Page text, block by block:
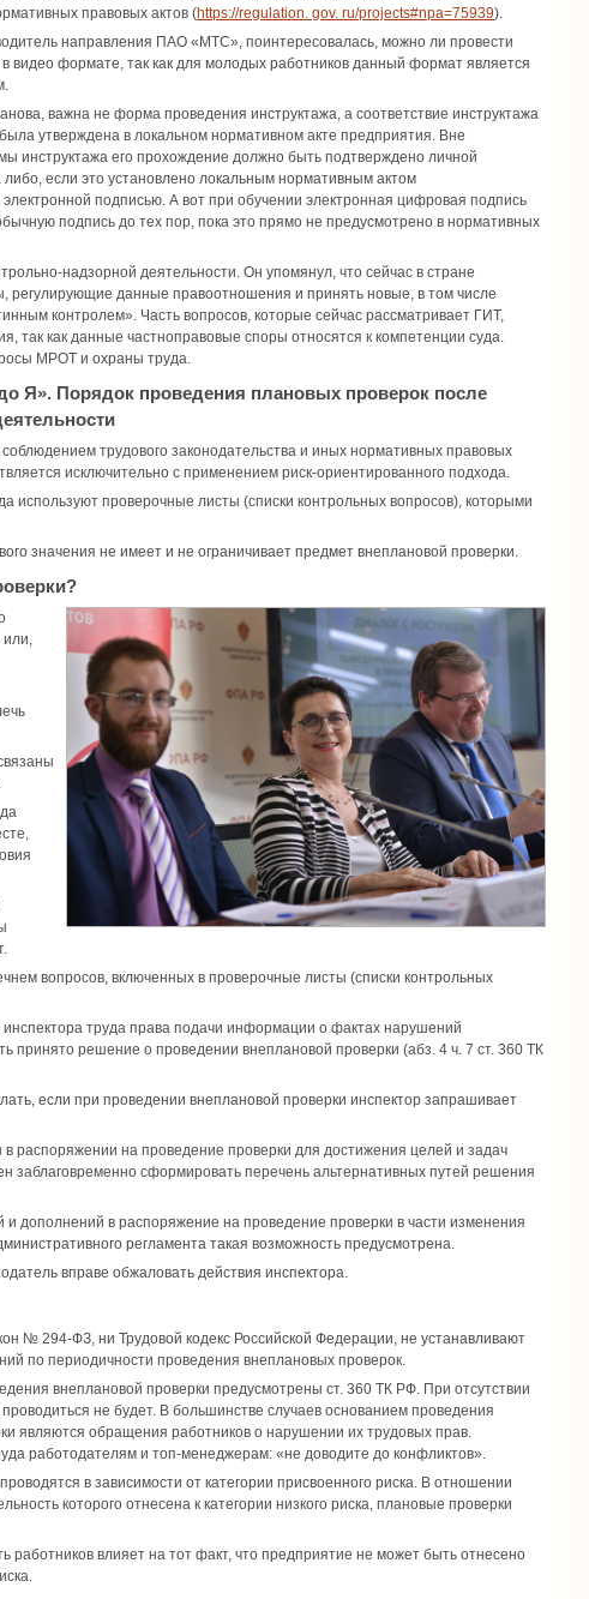
правовых актов (https://regulation. gov. ru/projects#npa=75939).
направления ПАО «МТС», поинтересовалась, можно ли провести
видео формате, так как для молодых работников данный формат является
важна не форма проведения инструктажа, а соответствие инструктажа
утверждена в локальном нормативном акте предприятия. Вне
инструктажа его прохождение должно быть подтверждено личной
если это установлено локальным нормативным актом
подписью. А вот при обучении электронная цифровая подпись
подпись до тех пор, пока это прямо не предусмотрено в нормативных
надзорной деятельности. Он упомянул, что сейчас в стране
регулирующие данные правоотношения и принять новые, в том числе
контролем». Часть вопросов, которые сейчас рассматривает ГИТ,
как данные частноправовые споры относятся к компетенции суда.
МРОТ и охраны труда.
Я». Порядок проведения плановых проверок после
трудового законодательства и иных нормативных правовых
исключительно с применением риск-ориентированного подхода.
используют проверочные листы (списки контрольных вопросов), которыми
значения не имеет и не ограничивает предмет внеплановой проверки.
или,
вопросов, включенных в проверочные листы (списки контрольных
инспектора труда права подачи информации о фактах нарушений
принято решение о проведении внеплановой проверки (абз. 4 ч. 7 ст. 360 ТК
если при проведении внеплановой проверки инспектор запрашивает
распоряжении на проведение проверки для достижения целей и задач
заблаговременно сформировать перечень альтернативных путей решения
дополнений в распоряжение на проведение проверки в части изменения
регламента такая возможность предусмотрена.
вправе обжаловать действия инспектора.
№ 294-ФЗ, ни Трудовой кодекс Российской Федерации, не устанавливают
по периодичности проведения внеплановых проверок.
внеплановой проверки предусмотрены ст. 360 ТК РФ. При отсутствии
не будет. В большинстве случаев основанием проведения
являются обращения работников о нарушении их трудовых прав.
работодателям и топ-менеджерам: «не доводите до конфликтов».
в зависимости от категории присвоенного риска. В отношении
которого отнесена к категории низкого риска, плановые проверки
работников влияет на тот факт, что предприятие не может быть отнесено